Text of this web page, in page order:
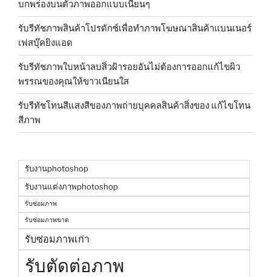
บกพร่องบนตัวภาพออกแบบเนียนๆ
รับรีทัชภาพสินค้าโปรดักซ์เพื่อทำภาพโฆษณาสินค้าแบนเนอร์
เฟสบุ๊คยิงแอด
รับรีทัชภาพใบหน้าลบสิ่วฝ้ารอยอันไม่ต้องการออกแก้ไขผิว
พรรณของคุณให้ขาวเนียนใส
รับรีทัชโทนสีแสงสีของภาพถ่ายบุคคลสินค้าสิ่งของ แก้ไขโทน
สีภาพ
รับงานphotoshop
รับงานแต่งภาพphotoshop
รับซ่อมภาพ
รับซ่อมภาพขาด
รับซ่อมภาพเก่า
รับตัดต่อภาพ